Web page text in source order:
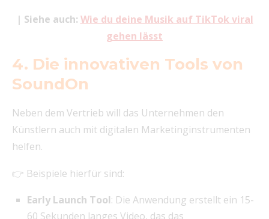
| Siehe auch: Wie du deine Musik auf TikTok viral
gehen lässt
4. Die innovativen Tools von
SoundOn
Neben dem Vertrieb will das Unternehmen den
Künstlern auch mit digitalen Marketinginstrumenten
helfen.
👉 Beispiele hierfür sind:
Early Launch Tool: Die Anwendung erstellt ein 15-
60 Sekunden langes Video, das das